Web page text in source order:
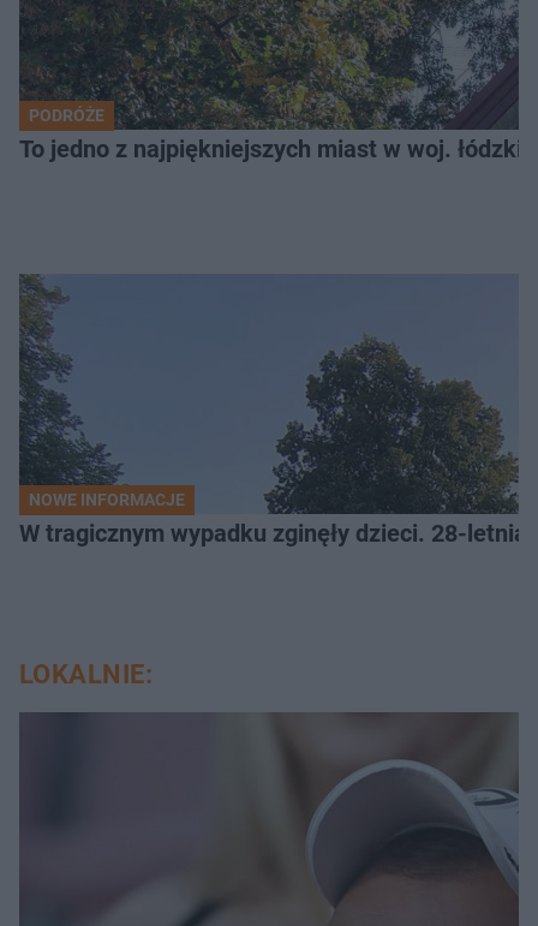
PODRÓŻE
To jedno z najpiękniejszych miast w woj.
NOWE INFORMACJE
W tragicznym wypadku zginęły dzieci. 28-
LOKALNIE: